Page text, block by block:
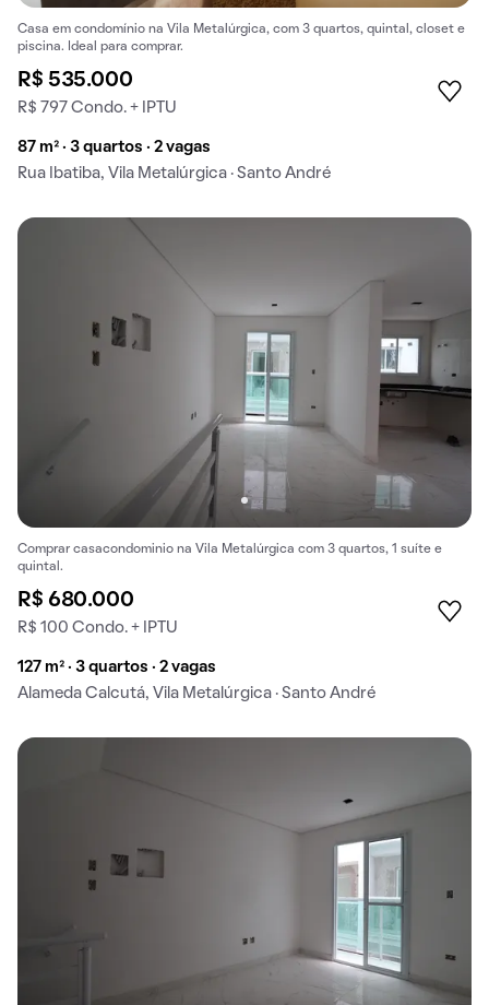
Casa em condomínio na Vila Metalúrgica, com 3 quartos, quintal, closet e
piscina. Ideal para comprar.
R$ 535.000
R$ 797 Condo. + IPTU
87 m² · 3 quartos · 2 vagas
Rua Ibatiba, Vila Metalúrgica · Santo André
Comprar casacondominio na Vila Metalúrgica com 3 quartos, 1 suíte e
quintal.
R$ 680.000
R$ 100 Condo. + IPTU
127 m² · 3 quartos · 2 vagas
Alameda Calcutá, Vila Metalúrgica · Santo André